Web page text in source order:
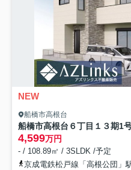
NEW
船橋市高根台
船橋市高根台６丁目１３期1
4,599万円
- / 108.89㎡ / 3SLDK /予定
京成電鉄松戸線「高根公団」